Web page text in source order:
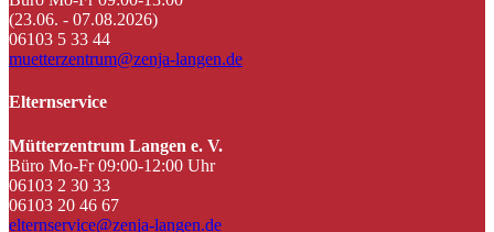
(23.06. - 07.08.2026)
06103 5 33 44
muetterzentrum@zenja-langen.de
Elternservice
Mütterzentrum Langen e. V.
Büro Mo-Fr 09:00-12:00 Uhr
06103 2 30 33
06103 20 46 67
elternservice@zenja-langen.de